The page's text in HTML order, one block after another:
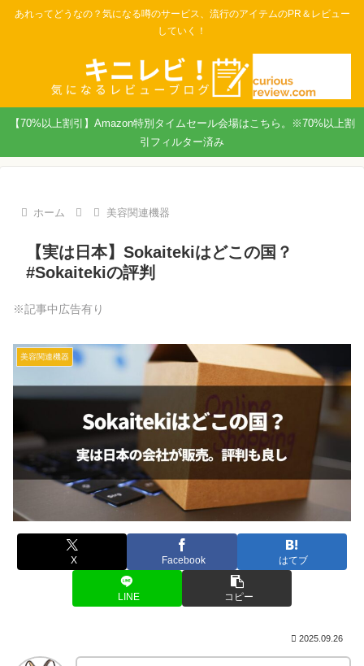
あれってどうなの？気になる噂のサービス、流行のアイテムのPR＆レビュー
していく！
【70%以上割引】Amazon特別タイムセール会場はこちら。※70%以上割
引フィルター済み
ホーム 美容関連機器
【実は日本】Sokaitekiはどこの国？
#Sokaitekiの評判
※記事中広告有り
美容関連機器
X Facebook はてブ
LINE コピー
2025.09.26